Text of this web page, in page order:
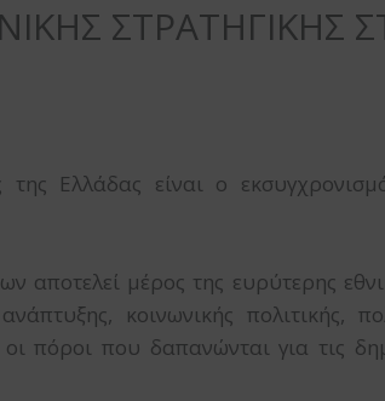
ΣΤΡΑΤΗΓΙΚΗΣ
Ελλάδας είναι ο
μέρος της ευρύτερης
κοινωνικής πολιτικής,
πόροι που δαπανώνται για τις